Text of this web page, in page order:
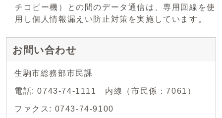
チコピー機）との間のデータ通信は、専用回線を使
用し個人情報漏えい防止対策を実施しています。
お問い合わせ
生駒市総務部市民課
電話: 0743-74-1111 内線（市民係：7061）
ファクス: 0743-74-9100